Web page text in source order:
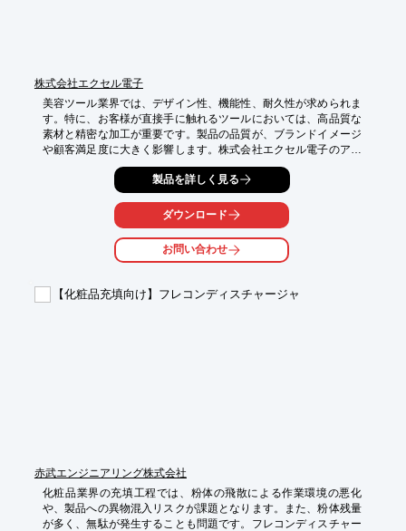
株式会社エクセル電子
美容ツール業界では、デザイン性、機能性、耐久性が求められま
す。特に、お客様が直接手に触れるツールにおいては、高品質な
素材と精密な加工が重要です。製品の品質が、ブランドイメージ
や顧客満足度に大きく影響します。株式会社エクセル電子のアク
セサリ製品開発・生産サービスは、これらの課題に応えます。
【活用シーン】
・美容機器メーカー
・エステサロン
・美容系YouTuber
・ブランドイメージ向上
製品を詳しく見る
ダウンロード
お問い合わせ
【化粧品充填向け】フレコンディスチャージャ
赤武エンジニアリング株式会社
化粧品業界の充填工程では、粉体の飛散による作業環境の悪化
や、製品への異物混入リスクが課題となります。また、粉体残量
が多く、無駄が発生することも問題です。フレコンディスチャー